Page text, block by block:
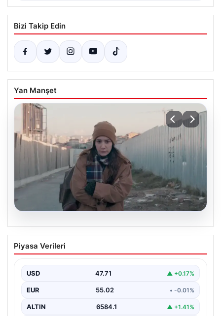
Bizi Takip Edin
Yan Manşet
05.08.2026
Türk sinemasında farklı bir imza: Ceylan
Özgün Özçelik’in en iyi filmleri
Piyasa Verileri
USD 47.71 ▲ +0.17%
EUR 55.02 • -0.01%
ALTIN 6584.1 ▲ +1.41%